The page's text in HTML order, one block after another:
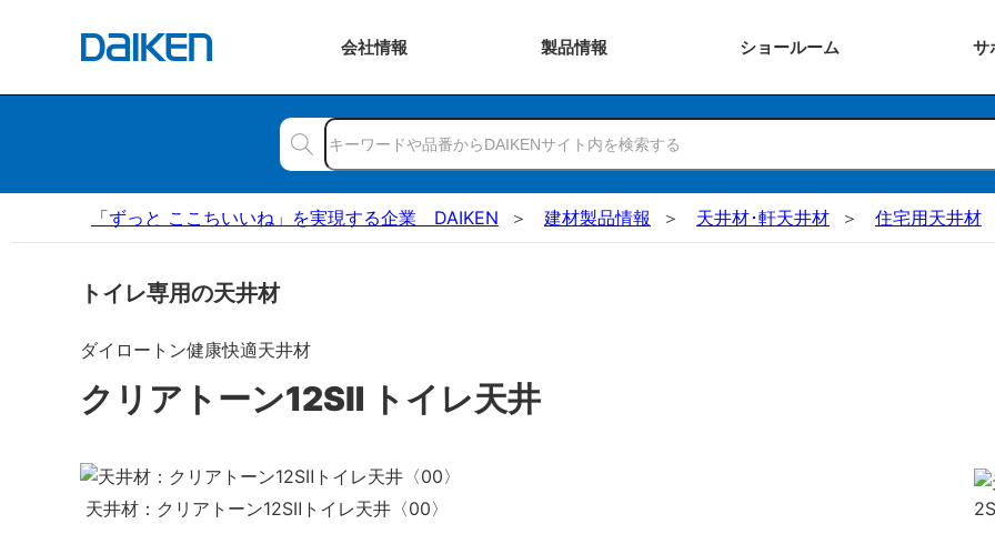
会社情報 製品情報 ショールーム サ
「ずっと ここちいいね」を実現する企業 DAIKEN 建材製品情報 天井材･軒天井材 住宅用天井材
トイレ専用の天井材
ダイロートン健康快適天井材
クリアトーン12SⅡ トイレ天井
天井材：クリアトーン12SⅡトイレ天井〈00〉